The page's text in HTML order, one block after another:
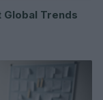
Global Trends